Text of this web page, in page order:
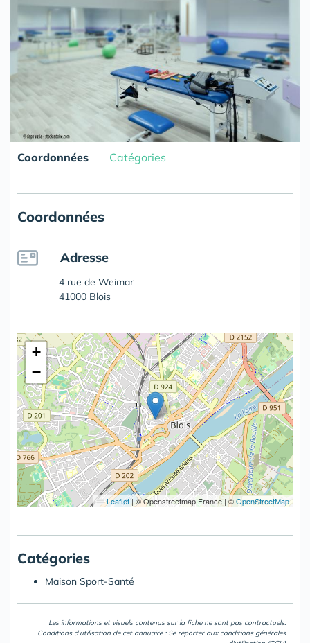
Coordonnées Catégories
Coordonnées
Adresse
4 rue de Weimar
41000 Blois
+
−
Leaflet | © Openstreetmap France | ©OpenStreetMap
Catégories
Maison Sport-Santé
Les informations et visuels contenus sur la fiche ne sont pas contractuels.
Conditions d'utilisation de cet annuaire : Se reporter aux conditions générales